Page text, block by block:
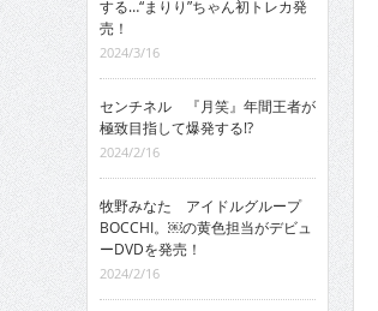
する…“まりり”ちゃん初トレカ発
売！
2024/3/16
センチネル 『月笑』年間王者が
極致目指して爆発する!?
2024/2/16
牧野みなた アイドルグループ
BOCCHI。￼の黄色担当がデビュ
ーDVDを発売！
2024/2/16